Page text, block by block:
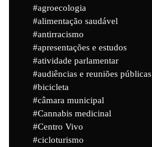
agroecologia
alimentação saudável
antirracismo
apresentações e estudos
atividade parlamentar
audiências e reuniões públicas
bicicleta
câmara municipal
Cannabis medicinal
Centro Vivo
cicloturismo